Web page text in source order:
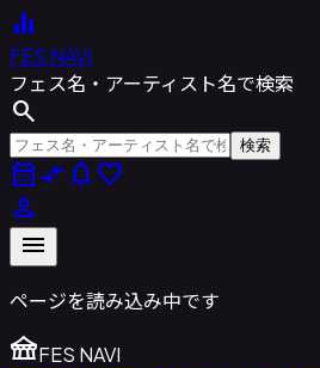
equalizer
FES NAVI
フェス名・アーティスト名で検索
search
検索
calendar_monthcompare_arrows notifications favorite
person
menu
ページを読み込み中です
festivalFES NAVI